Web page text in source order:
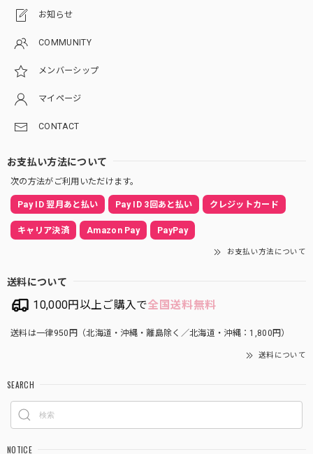
お知らせ
COMMUNITY
メンバーシップ
マイページ
CONTACT
お支払い方法について
次の方法がご利用いただけます。
Pay ID 翌月あと払い Pay ID 3回あと払い クレジットカード
キャリア決済 Amazon Pay PayPay
お支払い方法について
送料について
10,000円以上ご購入で全国送料無料
送料は一律950円（北海道・沖縄・離島除く／北海道・沖縄：1,800円）
送料について
SEARCH
NOTICE